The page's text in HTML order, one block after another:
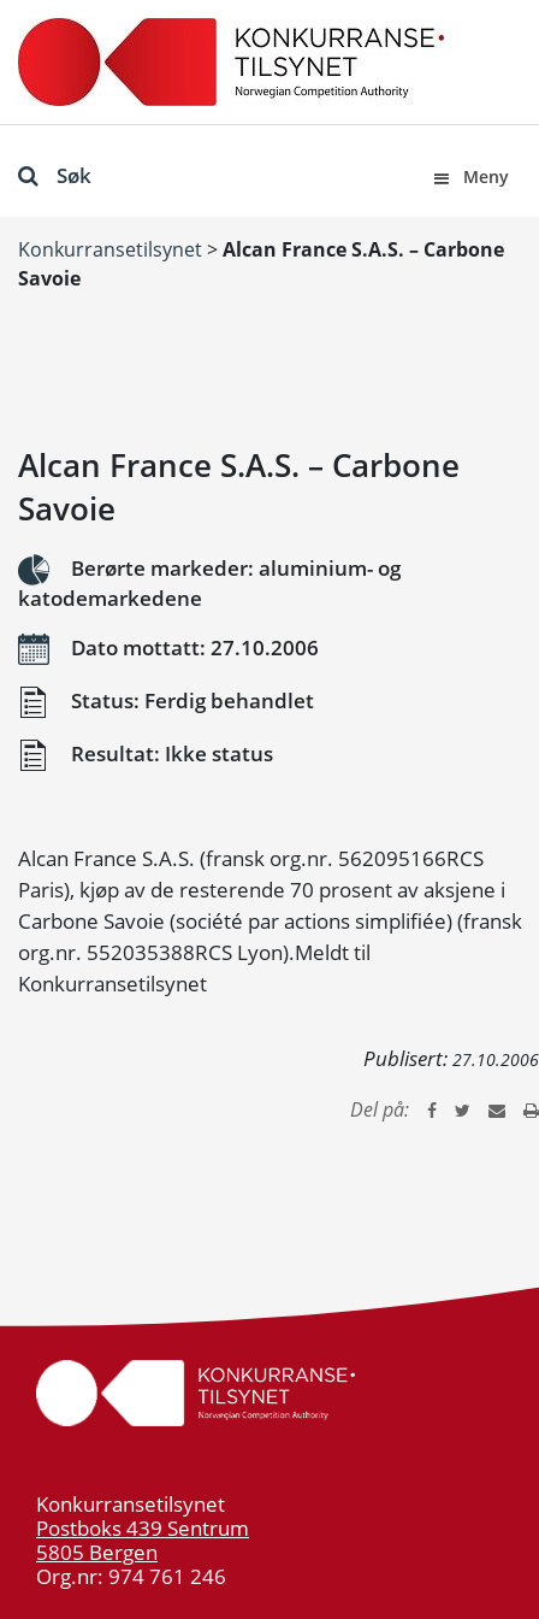
Søk Meny
Konkurransetilsynet>Alcan France S.A.S. – Carbone
Savoie
Alcan France S.A.S. – Carbone
Savoie
Berørte markeder: aluminium- og
katodemarkedene
Dato mottatt: 27.10.2006
Status: Ferdig behandlet
Resultat: Ikke status
Alcan France S.A.S. (fransk org.nr. 562095166RCS
Paris), kjøp av de resterende 70 prosent av aksjene i
Carbone Savoie (société par actions simplifiée) (fransk
org.nr. 552035388RCS Lyon).Meldt til
Konkurransetilsynet
Publisert: 27.10.2006
Del på:
Konkurransetilsynet
Postboks 439 Sentrum
5805 Bergen
Org.nr: 974 761 246